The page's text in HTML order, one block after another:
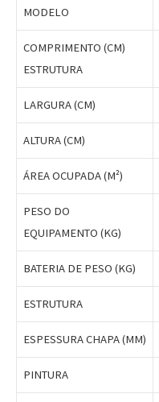
MODELO
COMPRIMENTO (CM)
ESTRUTURA
LARGURA (CM)
ALTURA (CM)
ÁREA OCUPADA (M²)
PESO DO
EQUIPAMENTO (KG)
BATERIA DE PESO (KG)
ESTRUTURA
ESPESSURA CHAPA (MM)
PINTURA